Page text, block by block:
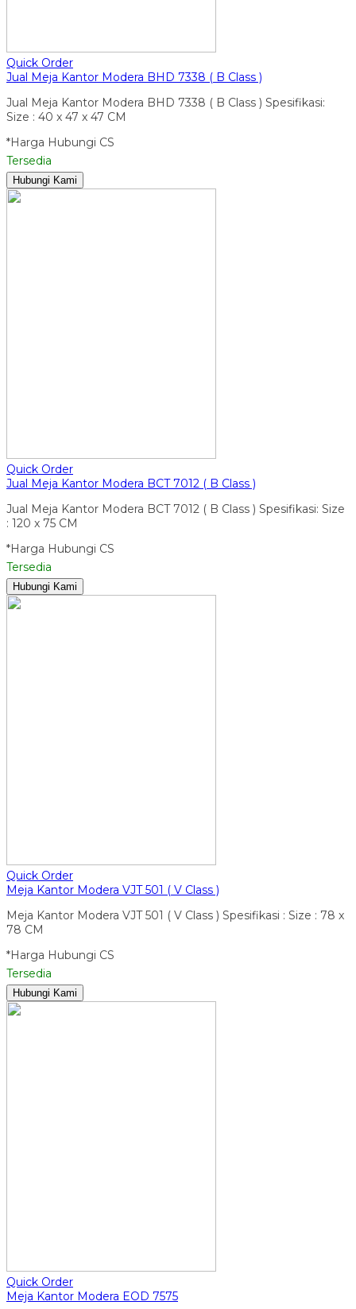
Quick Order
Jual Meja Kantor Modera BHD 7338 ( B Class )
Jual Meja Kantor Modera BHD 7338 ( B Class ) Spesifikasi:
Size : 40 x 47 x 47 CM
*Harga Hubungi CS
Tersedia
Hubungi Kami
Quick Order
Jual Meja Kantor Modera BCT 7012 ( B Class )
Jual Meja Kantor Modera BCT 7012 ( B Class ) Spesifikasi: Size
: 120 x 75 CM
*Harga Hubungi CS
Tersedia
Hubungi Kami
Quick Order
Meja Kantor Modera VJT 501 ( V Class )
Meja Kantor Modera VJT 501 ( V Class ) Spesifikasi : Size : 78 x
78 CM
*Harga Hubungi CS
Tersedia
Hubungi Kami
Quick Order
Meja Kantor Modera EOD 7575